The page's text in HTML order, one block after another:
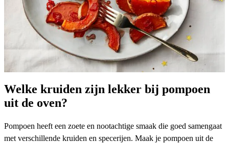
Welke kruiden zijn lekker bij pompoen
uit de oven?
Pompoen heeft een zoete en nootachtige smaak die goed samengaat
met verschillende kruiden en specerijen. Maak je pompoen uit de